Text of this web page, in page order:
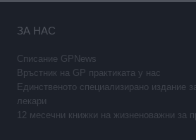
ЗА НАС
Списание GPNews
Връстник на GP практиката у нас
Единственото специализирано издание
лекари
12 месечни книжки на жизненоважни за